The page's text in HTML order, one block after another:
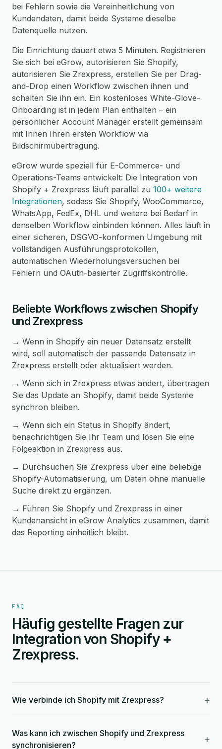
bei Fehlern sowie die Vereinheitlichung von
Kundendaten, damit beide Systeme dieselbe
Datenquelle nutzen.
Die Einrichtung dauert etwa 5 Minuten. Registrieren
Sie sich bei eGrow, autorisieren Sie Shopify,
autorisieren Sie Zrexpress, erstellen Sie per Drag-
and-Drop einen Workflow zwischen ihnen und
schalten Sie ihn ein. Ein kostenloses White-Glove-
Onboarding ist in jedem Plan enthalten – ein
persönlicher Account Manager erstellt gemeinsam
mit Ihnen Ihren ersten Workflow via
Bildschirmübertragung.
eGrow wurde speziell für E-Commerce- und
Operations-Teams entwickelt: Die Integration von
Shopify + Zrexpress läuft parallel zu 100+ weitere
Integrationen, sodass Sie Shopify, WooCommerce,
WhatsApp, FedEx, DHL und weitere bei Bedarf in
denselben Workflow einbinden können. Alles läuft in
einer sicheren, DSGVO-konformen Umgebung mit
vollständigen Ausführungsprotokollen,
automatischen Wiederholungsversuchen bei
Fehlern und OAuth-basierter Zugriffskontrolle.
Beliebte Workflows zwischen Shopify
und Zrexpress
→ Wenn in Shopify ein neuer Datensatz erstellt
wird, soll automatisch der passende Datensatz in
Zrexpress erstellt oder aktualisiert werden.
→ Wenn sich in Zrexpress etwas ändert, übertragen
Sie das Update an Shopify, damit beide Systeme
synchron bleiben.
→ Wenn sich ein Status in Shopify ändert,
benachrichtigen Sie Ihr Team und lösen Sie eine
Folgeaktion in Zrexpress aus.
→ Durchsuchen Sie Zrexpress über eine beliebige
Shopify-Automatisierung, um Daten ohne manuelle
Suche direkt zu ergänzen.
→ Führen Sie Shopify und Zrexpress in einer
Kundenansicht in eGrow Analytics zusammen, damit
das Reporting einheitlich bleibt.
FAQ
Häufig gestellte Fragen zur
Integration von Shopify +
Zrexpress.
Wie verbinde ich Shopify mit Zrexpress? +
Was kann ich zwischen Shopify und Zrexpress
synchronisieren?
+